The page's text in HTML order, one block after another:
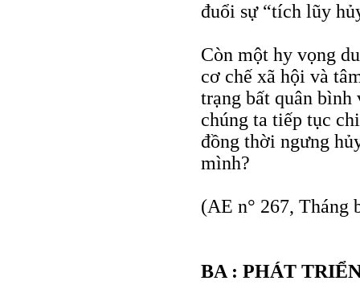
đuổi sự “tích lũy
Còn một hy vọng
cơ chế xã hội và
trạng bất quân
chúng ta tiếp tục
đồng thời ngưng
mình?
(AE n° 267, Tháng
BA : PHÁT